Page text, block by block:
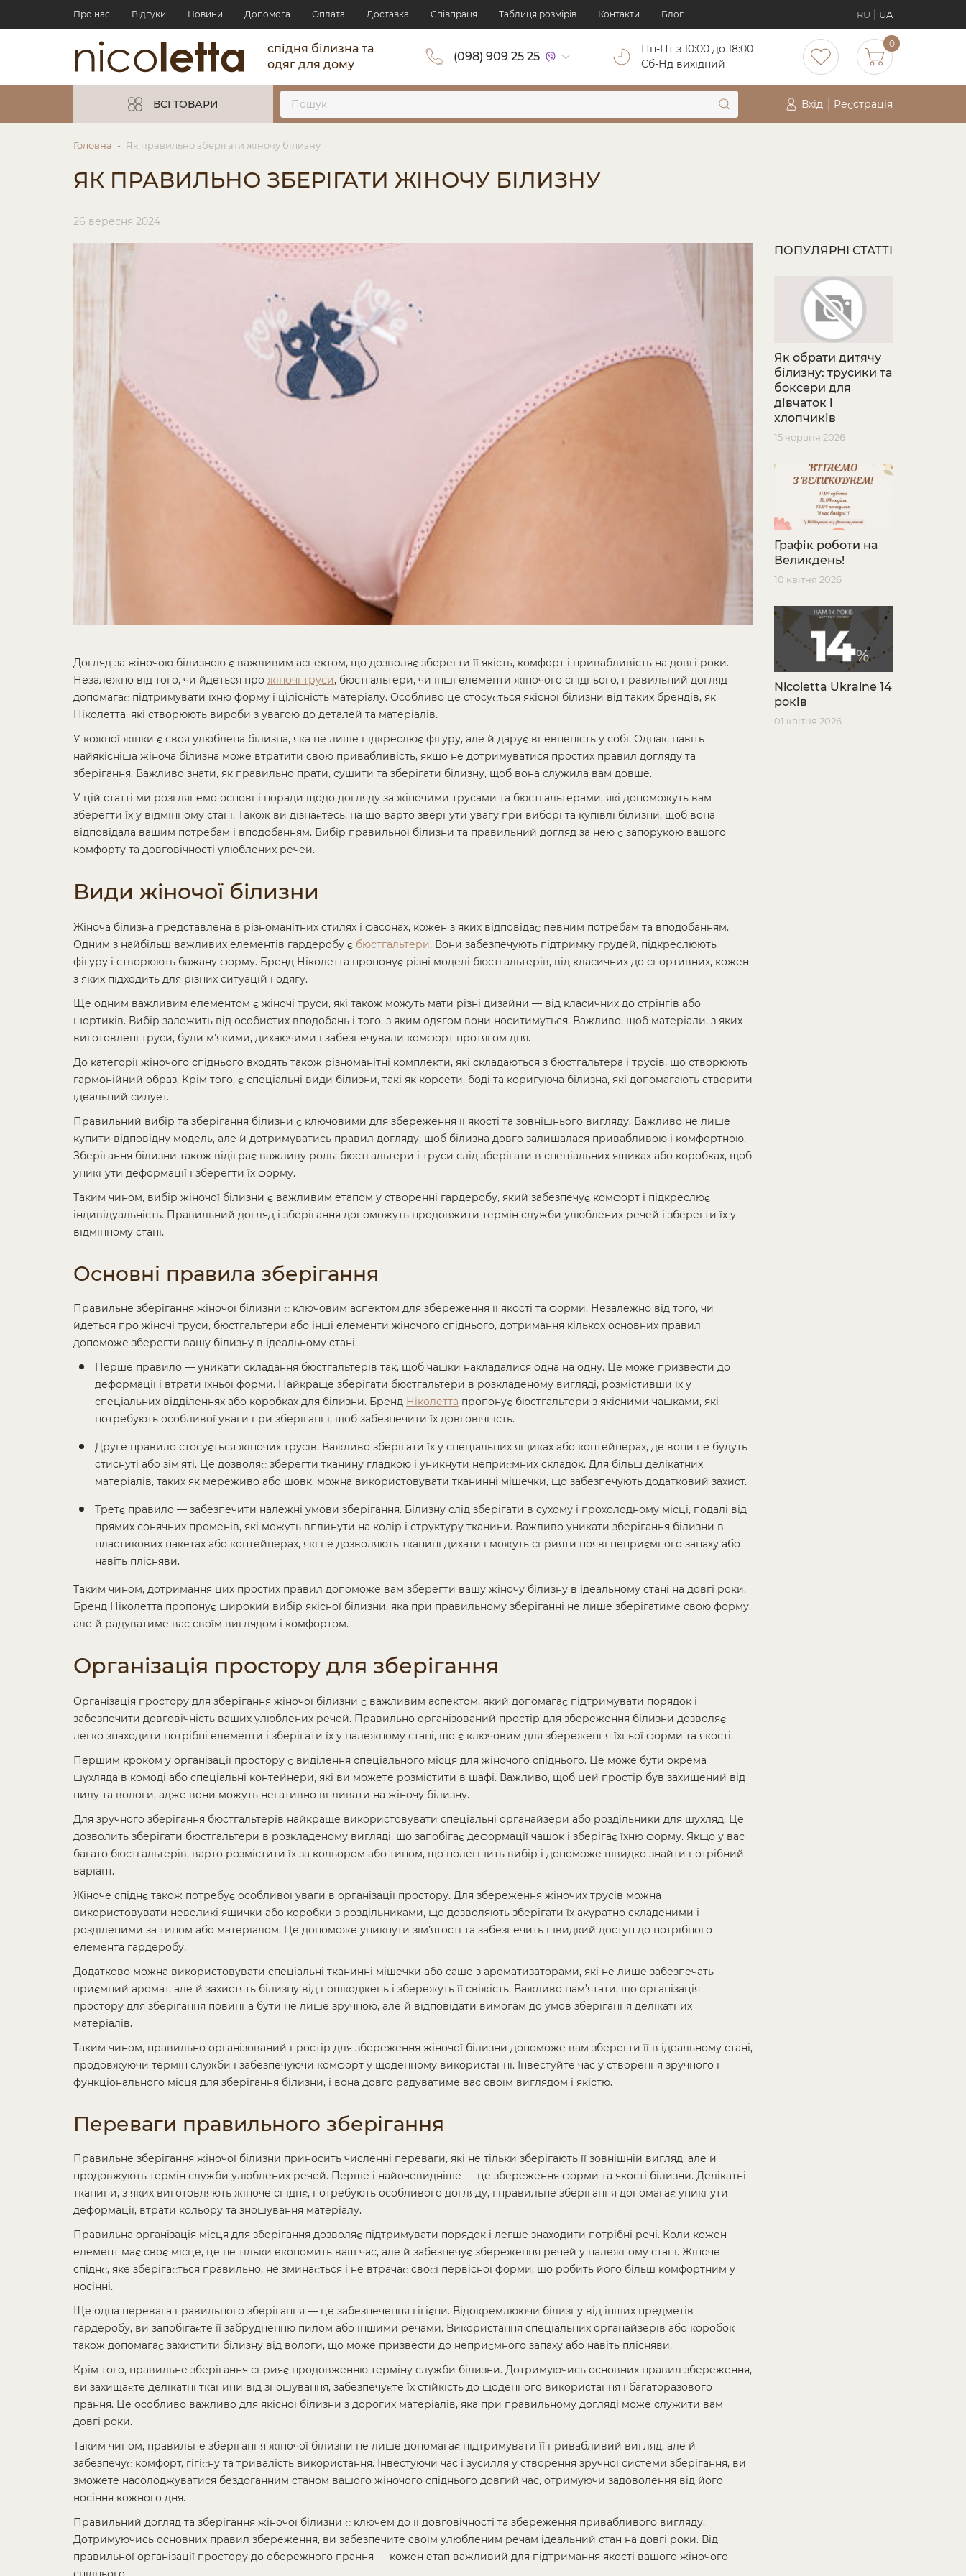
Про нас Відгуки Новини Допомога Оплата Доставка Cпівпраця Таблиця розмірів Контакти Блог RU UA
спідня білизна та
одяг для дому
(098) 909 25 25
Пн-Пт з 10:00 до 18:00
Cб-Нд вихідний
0
ВСІ ТОВАРИ Вхід Реєстрація
Головна Як правильно зберігати жіночу білизну
ЯК ПРАВИЛЬНО ЗБЕРІГАТИ ЖІНОЧУ БІЛИЗНУ
26 вересня 2024
Догляд за жіночою білизною є важливим аспектом, що дозволяє зберегти її якість, комфорт і привабливість на довгі роки.
Незалежно від того, чи йдеться про жіночі труси, бюстгальтери, чи інші елементи жіночого спіднього, правильний догляд
допомагає підтримувати їхню форму і цілісність матеріалу. Особливо це стосується якісної білизни від таких брендів, як
Ніколетта, які створюють вироби з увагою до деталей та матеріалів.
У кожної жінки є своя улюблена білизна, яка не лише підкреслює фігуру, але й дарує впевненість у собі. Однак, навіть
найякісніша жіноча білизна може втратити свою привабливість, якщо не дотримуватися простих правил догляду та
зберігання. Важливо знати, як правильно прати, сушити та зберігати білизну, щоб вона служила вам довше.
У цій статті ми розглянемо основні поради щодо догляду за жіночими трусами та бюстгальтерами, які допоможуть вам
зберегти їх у відмінному стані. Також ви дізнаєтесь, на що варто звернути увагу при виборі та купівлі білизни, щоб вона
відповідала вашим потребам і вподобанням. Вибір правильної білизни та правильний догляд за нею є запорукою вашого
комфорту та довговічності улюблених речей.
Види жіночої білизни
Жіноча білизна представлена в різноманітних стилях і фасонах, кожен з яких відповідає певним потребам та вподобанням.
Одним з найбільш важливих елементів гардеробу є бюстгальтери. Вони забезпечують підтримку грудей, підкреслюють
фігуру і створюють бажану форму. Бренд Ніколетта пропонує різні моделі бюстгальтерів, від класичних до спортивних, кожен
з яких підходить для різних ситуацій і одягу.
Ще одним важливим елементом є жіночі труси, які також можуть мати різні дизайни — від класичних до стрінгів або
шортиків. Вибір залежить від особистих вподобань і того, з яким одягом вони носитимуться. Важливо, щоб матеріали, з яких
виготовлені труси, були м'якими, дихаючими і забезпечували комфорт протягом дня.
До категорії жіночого спіднього входять також різноманітні комплекти, які складаються з бюстгальтера і трусів, що створюють
гармонійний образ. Крім того, є спеціальні види білизни, такі як корсети, боді та коригуюча білизна, які допомагають створити
ідеальний силует.
Правильний вибір та зберігання білизни є ключовими для збереження її якості та зовнішнього вигляду. Важливо не лише
купити відповідну модель, але й дотримуватись правил догляду, щоб білизна довго залишалася привабливою і комфортною.
Зберігання білизни також відіграє важливу роль: бюстгальтери і труси слід зберігати в спеціальних ящиках або коробках, щоб
уникнути деформації і зберегти їх форму.
Таким чином, вибір жіночої білизни є важливим етапом у створенні гардеробу, який забезпечує комфорт і підкреслює
індивідуальність. Правильний догляд і зберігання допоможуть продовжити термін служби улюблених речей і зберегти їх у
відмінному стані.
Основні правила зберігання
Правильне зберігання жіночої білизни є ключовим аспектом для збереження її якості та форми. Незалежно від того, чи
йдеться про жіночі труси, бюстгальтери або інші елементи жіночого спіднього, дотримання кількох основних правил
допоможе зберегти вашу білизну в ідеальному стані.
Перше правило — уникати складання бюстгальтерів так, щоб чашки накладалися одна на одну. Це може призвести до
деформації і втрати їхньої форми. Найкраще зберігати бюстгальтери в розкладеному вигляді, розмістивши їх у
спеціальних відділеннях або коробках для білизни. Бренд Ніколетта пропонує бюстгальтери з якісними чашками, які
потребують особливої уваги при зберіганні, щоб забезпечити їх довговічність.
Друге правило стосується жіночих трусів. Важливо зберігати їх у спеціальних ящиках або контейнерах, де вони не будуть
стиснуті або зім'яті. Це дозволяє зберегти тканину гладкою і уникнути неприємних складок. Для більш делікатних
матеріалів, таких як мереживо або шовк, можна використовувати тканинні мішечки, що забезпечують додатковий захист.
Третє правило — забезпечити належні умови зберігання. Білизну слід зберігати в сухому і прохолодному місці, подалі від
прямих сонячних променів, які можуть вплинути на колір і структуру тканини. Важливо уникати зберігання білизни в
пластикових пакетах або контейнерах, які не дозволяють тканині дихати і можуть сприяти появі неприємного запаху або
навіть плісняви.
Таким чином, дотримання цих простих правил допоможе вам зберегти вашу жіночу білизну в ідеальному стані на довгі роки.
Бренд Ніколетта пропонує широкий вибір якісної білизни, яка при правильному зберіганні не лише зберігатиме свою форму,
але й радуватиме вас своїм виглядом і комфортом.
Організація простору для зберігання
Організація простору для зберігання жіночої білизни є важливим аспектом, який допомагає підтримувати порядок і
забезпечити довговічність ваших улюблених речей. Правильно організований простір для збереження білизни дозволяє
легко знаходити потрібні елементи і зберігати їх у належному стані, що є ключовим для збереження їхньої форми та якості.
Першим кроком у організації простору є виділення спеціального місця для жіночого спіднього. Це може бути окрема
шухляда в комоді або спеціальні контейнери, які ви можете розмістити в шафі. Важливо, щоб цей простір був захищений від
пилу та вологи, адже вони можуть негативно впливати на жіночу білизну.
Для зручного зберігання бюстгальтерів найкраще використовувати спеціальні органайзери або роздільники для шухляд. Це
дозволить зберігати бюстгальтери в розкладеному вигляді, що запобігає деформації чашок і зберігає їхню форму. Якщо у вас
багато бюстгальтерів, варто розмістити їх за кольором або типом, що полегшить вибір і допоможе швидко знайти потрібний
варіант.
Жіноче спіднє також потребує особливої уваги в організації простору. Для збереження жіночих трусів можна
використовувати невеликі ящички або коробки з роздільниками, що дозволяють зберігати їх акуратно складеними і
розділеними за типом або матеріалом. Це допоможе уникнути зім’ятості та забезпечить швидкий доступ до потрібного
елемента гардеробу.
Додатково можна використовувати спеціальні тканинні мішечки або саше з ароматизаторами, які не лише забезпечать
приємний аромат, але й захистять білизну від пошкоджень і збережуть її свіжість. Важливо пам’ятати, що організація
простору для зберігання повинна бути не лише зручною, але й відповідати вимогам до умов зберігання делікатних
матеріалів.
Таким чином, правильно організований простір для збереження жіночої білизни допоможе вам зберегти її в ідеальному стані,
продовжуючи термін служби і забезпечуючи комфорт у щоденному використанні. Інвестуйте час у створення зручного і
функціонального місця для зберігання білизни, і вона довго радуватиме вас своїм виглядом і якістю.
Переваги правильного зберігання
Правильне зберігання жіночої білизни приносить численні переваги, які не тільки зберігають її зовнішній вигляд, але й
продовжують термін служби улюблених речей. Перше і найочевидніше — це збереження форми та якості білизни. Делікатні
тканини, з яких виготовляють жіноче спіднє, потребують особливого догляду, і правильне зберігання допомагає уникнути
деформації, втрати кольору та зношування матеріалу.
Правильна організація місця для зберігання дозволяє підтримувати порядок і легше знаходити потрібні речі. Коли кожен
елемент має своє місце, це не тільки економить ваш час, але й забезпечує збереження речей у належному стані. Жіноче
спіднє, яке зберігається правильно, не зминається і не втрачає своєї первісної форми, що робить його більш комфортним у
носінні.
Ще одна перевага правильного зберігання — це забезпечення гігієни. Відокремлюючи білизну від інших предметів
гардеробу, ви запобігаєте її забрудненню пилом або іншими речами. Використання спеціальних органайзерів або коробок
також допомагає захистити білизну від вологи, що може призвести до неприємного запаху або навіть плісняви.
Крім того, правильне зберігання сприяє продовженню терміну служби білизни. Дотримуючись основних правил збереження,
ви захищаєте делікатні тканини від зношування, забезпечуєте їх стійкість до щоденного використання і багаторазового
прання. Це особливо важливо для якісної білизни з дорогих матеріалів, яка при правильному догляді може служити вам
довгі роки.
Таким чином, правильне зберігання жіночої білизни не лише допомагає підтримувати її привабливий вигляд, але й
забезпечує комфорт, гігієну та тривалість використання. Інвестуючи час і зусилля у створення зручної системи зберігання, ви
зможете насолоджуватися бездоганним станом вашого жіночого спіднього довгий час, отримуючи задоволення від його
носіння кожного дня.
Правильний догляд та зберігання жіночої білизни є ключем до її довговічності та збереження привабливого вигляду.
Дотримуючись основних правил збереження, ви забезпечите своїм улюбленим речам ідеальний стан на довгі роки. Від
правильної організації простору до обережного прання — кожен етап важливий для підтримання якості вашого жіночого
ПОПУЛЯРНІ СТАТТІ
Як обрати дитячу
білизну: трусики та
боксери для
дівчаток і
хлопчиків
15 червня 2026
Графік роботи на
Великдень!
10 квітня 2026
Nicoletta Ukraine 14
років
01 квітня 2026